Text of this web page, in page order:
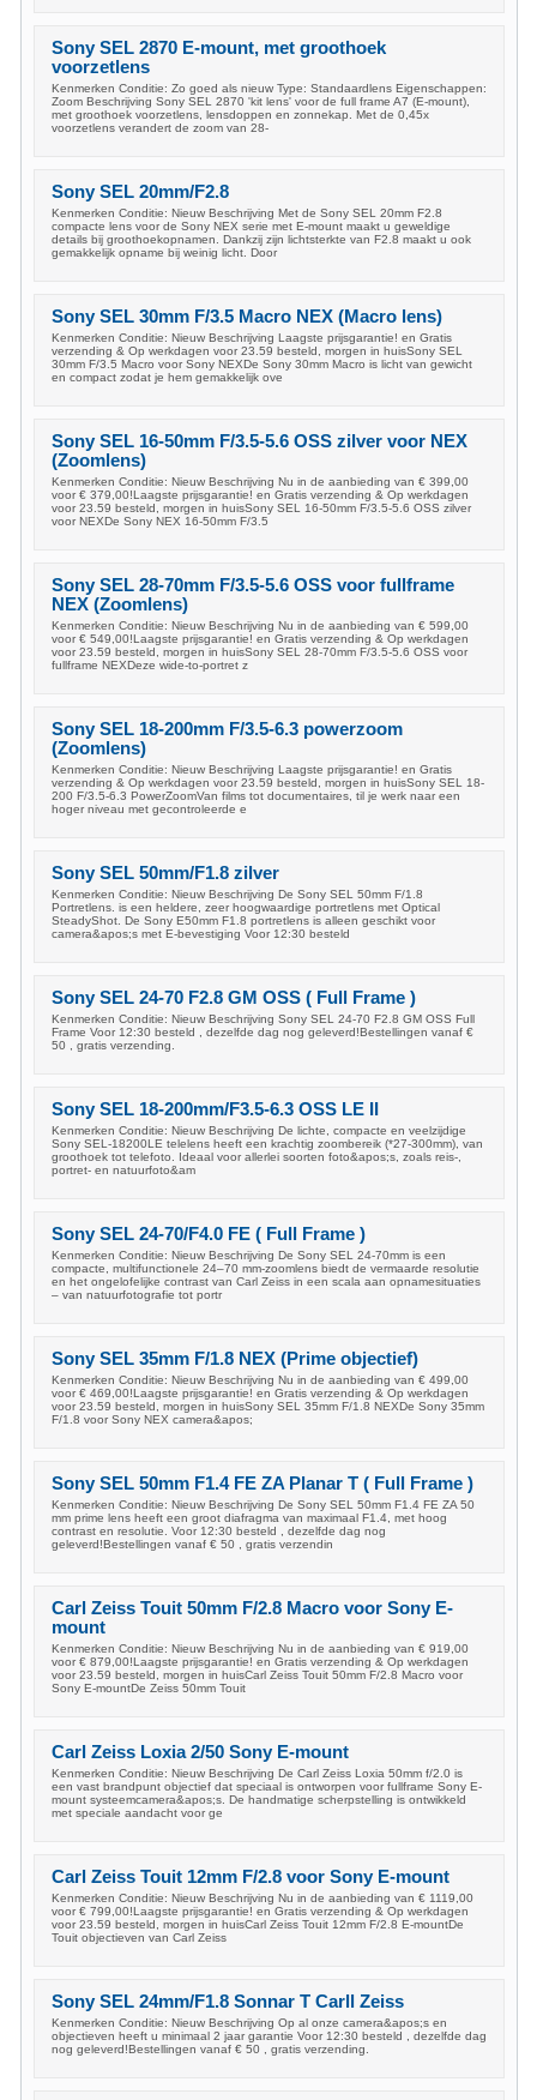
Sony SEL 2870 E-mount, met groothoek
voorzetlens
Kenmerken Conditie: Zo goed als nieuw Type: Standaardlens Eigenschappen:
Zoom Beschrijving Sony SEL 2870 'kit lens' voor de full frame A7 (E-mount),
met groothoek voorzetlens, lensdoppen en zonnekap. Met de 0,45x
voorzetlens verandert de zoom van 28-
Sony SEL 20mm/F2.8
Kenmerken Conditie: Nieuw Beschrijving Met de Sony SEL 20mm F2.8
compacte lens voor de Sony NEX serie met E-mount maakt u geweldige
details bij groothoekopnamen. Dankzij zijn lichtsterkte van F2.8 maakt u ook
gemakkelijk opname bij weinig licht. Door
Sony SEL 30mm F/3.5 Macro NEX (Macro lens)
Kenmerken Conditie: Nieuw Beschrijving Laagste prijsgarantie! en Gratis
verzending & Op werkdagen voor 23.59 besteld, morgen in huisSony SEL
30mm F/3.5 Macro voor Sony NEXDe Sony 30mm Macro is licht van gewicht
en compact zodat je hem gemakkelijk ove
Sony SEL 16-50mm F/3.5-5.6 OSS zilver voor NEX
(Zoomlens)
Kenmerken Conditie: Nieuw Beschrijving Nu in de aanbieding van € 399,00
voor € 379,00!Laagste prijsgarantie! en Gratis verzending & Op werkdagen
voor 23.59 besteld, morgen in huisSony SEL 16-50mm F/3.5-5.6 OSS zilver
voor NEXDe Sony NEX 16-50mm F/3.5
Sony SEL 28-70mm F/3.5-5.6 OSS voor fullframe
NEX (Zoomlens)
Kenmerken Conditie: Nieuw Beschrijving Nu in de aanbieding van € 599,00
voor € 549,00!Laagste prijsgarantie! en Gratis verzending & Op werkdagen
voor 23.59 besteld, morgen in huisSony SEL 28-70mm F/3.5-5.6 OSS voor
fullframe NEXDeze wide-to-portret z
Sony SEL 18-200mm F/3.5-6.3 powerzoom
(Zoomlens)
Kenmerken Conditie: Nieuw Beschrijving Laagste prijsgarantie! en Gratis
verzending & Op werkdagen voor 23.59 besteld, morgen in huisSony SEL 18-
200 F/3.5-6.3 PowerZoomVan films tot documentaires, til je werk naar een
hoger niveau met gecontroleerde e
Sony SEL 50mm/F1.8 zilver
Kenmerken Conditie: Nieuw Beschrijving De Sony SEL 50mm F/1.8
Portretlens. is een heldere, zeer hoogwaardige portretlens met Optical
SteadyShot. De Sony E50mm F1.8 portretlens is alleen geschikt voor
camera&apos;s met E-bevestiging Voor 12:30 besteld
Sony SEL 24-70 F2.8 GM OSS ( Full Frame )
Kenmerken Conditie: Nieuw Beschrijving Sony SEL 24-70 F2.8 GM OSS Full
Frame Voor 12:30 besteld , dezelfde dag nog geleverd!Bestellingen vanaf €
50 , gratis verzending.
Sony SEL 18-200mm/F3.5-6.3 OSS LE II
Kenmerken Conditie: Nieuw Beschrijving De lichte, compacte en veelzijdige
Sony SEL-18200LE telelens heeft een krachtig zoombereik (*27-300mm), van
groothoek tot telefoto. Ideaal voor allerlei soorten foto&apos;s, zoals reis-,
portret- en natuurfoto&am
Sony SEL 24-70/F4.0 FE ( Full Frame )
Kenmerken Conditie: Nieuw Beschrijving De Sony SEL 24-70mm is een
compacte, multifunctionele 24–70 mm-zoomlens biedt de vermaarde resolutie
en het ongelofelijke contrast van Carl Zeiss in een scala aan opnamesituaties
– van natuurfotografie tot portr
Sony SEL 35mm F/1.8 NEX (Prime objectief)
Kenmerken Conditie: Nieuw Beschrijving Nu in de aanbieding van € 499,00
voor € 469,00!Laagste prijsgarantie! en Gratis verzending & Op werkdagen
voor 23.59 besteld, morgen in huisSony SEL 35mm F/1.8 NEXDe Sony 35mm
F/1.8 voor Sony NEX camera&apos;
Sony SEL 50mm F1.4 FE ZA Planar T ( Full Frame )
Kenmerken Conditie: Nieuw Beschrijving De Sony SEL 50mm F1.4 FE ZA 50
mm prime lens heeft een groot diafragma van maximaal F1.4, met hoog
contrast en resolutie. Voor 12:30 besteld , dezelfde dag nog
geleverd!Bestellingen vanaf € 50 , gratis verzendin
Carl Zeiss Touit 50mm F/2.8 Macro voor Sony E-
mount
Kenmerken Conditie: Nieuw Beschrijving Nu in de aanbieding van € 919,00
voor € 879,00!Laagste prijsgarantie! en Gratis verzending & Op werkdagen
voor 23.59 besteld, morgen in huisCarl Zeiss Touit 50mm F/2.8 Macro voor
Sony E-mountDe Zeiss 50mm Touit
Carl Zeiss Loxia 2/50 Sony E-mount
Kenmerken Conditie: Nieuw Beschrijving De Carl Zeiss Loxia 50mm f/2.0 is
een vast brandpunt objectief dat speciaal is ontworpen voor fullframe Sony E-
mount systeemcamera&apos;s. De handmatige scherpstelling is ontwikkeld
met speciale aandacht voor ge
Carl Zeiss Touit 12mm F/2.8 voor Sony E-mount
Kenmerken Conditie: Nieuw Beschrijving Nu in de aanbieding van € 1119,00
voor € 799,00!Laagste prijsgarantie! en Gratis verzending & Op werkdagen
voor 23.59 besteld, morgen in huisCarl Zeiss Touit 12mm F/2.8 E-mountDe
Touit objectieven van Carl Zeiss
Sony SEL 24mm/F1.8 Sonnar T Carll Zeiss
Kenmerken Conditie: Nieuw Beschrijving Op al onze camera&apos;s en
objectieven heeft u minimaal 2 jaar garantie Voor 12:30 besteld , dezelfde dag
nog geleverd!Bestellingen vanaf € 50 , gratis verzending.